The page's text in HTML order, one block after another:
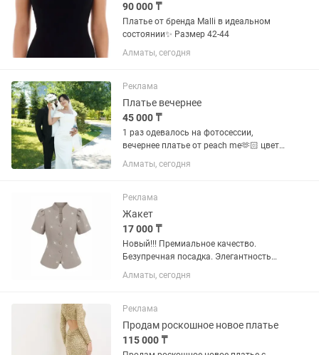
90 000 ₸
Платье от бренда Malli в идеальном
состоянии✨ Размер 42-44
Алматы, сегодня
Реклама
Платье вечернее
45 000 ₸
1 раз одевалось на фотосессии,
вечернее платье от peach me🫶🏻 цвет-
айвори, шампань, платье по фигуре, с
корсетом. отдаю за полцены.торг есть,
если вы невеста)
Алматы, сегодня
Реклама
Жакет
17 000 ₸
Новый!!! Премиальное качество.
Безупречная посадка. Элегантность
вне времени есть другие расцветки
Размеры 44 / 46 / 48
Алматы, сегодня
Реклама
Продам роскошное новое платье
115 000 ₸